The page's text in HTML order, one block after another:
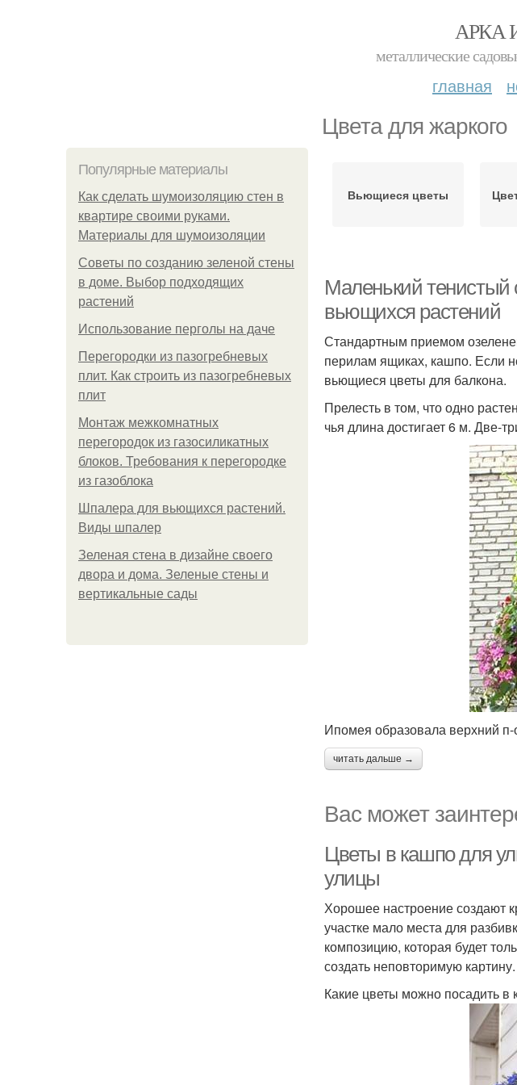
АРКА
металлические
главная
Цвета для жаркого
Популярные материалы
Как сделать шумоизоляцию стен в
квартире своими руками.
Материалы для шумоизоляции
Советы по созданию зеленой стены
в доме. Выбор подходящих
растений
Использование перголы на даче
Перегородки из пазогребневых
плит. Как строить из пазогребневых
плит
Монтаж межкомнатных
перегородок из газосиликатных
блоков. Требования к перегородке
из газоблока
Шпалера для вьющихся растений.
Виды шпалер
Зеленая стена в дизайне своего
двора и дома. Зеленые стены и
вертикальные сады
Вьющиеся цветы
Маленький
вьющихся растений
Стандартным приемом
перилам ящиках, кашпо. Если
вьющиеся цветы для балкона.
Прелесть в том, что одно
чья длина достигает 6 м. Две-
Ипомея образовала верхний
читать дальше →
Вас может
Цветы в кашпо для
улицы
Хорошее настроение создают
участке мало места для
композицию, которая будет
создать неповторимую картину.
Какие цветы можно посадить в